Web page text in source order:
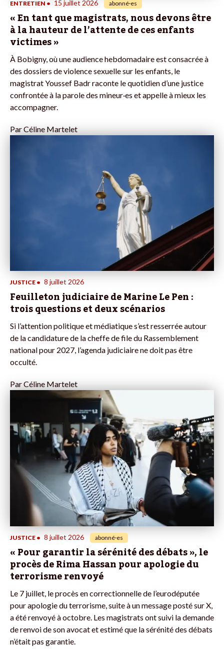
ENTRETIEN • 15 juillet 2026 abonné·es
« En tant que magistrats, nous devons être
à la hauteur de l’attente de ces enfants
victimes »
À Bobigny, où une audience hebdomadaire est consacrée à
des dossiers de violence sexuelle sur les enfants, le
magistrat Youssef Badr raconte le quotidien d’une justice
confrontée à la parole des mineur·es et appelle à mieux les
accompagner.
ParCéline Martelet
JUSTICE • 8 juillet 2026
Feuilleton judiciaire de Marine Le Pen :
trois questions et deux scénarios
Si l’attention politique et médiatique s’est resserrée autour
de la candidature de la cheffe de file du Rassemblement
national pour 2027, l’agenda judiciaire ne doit pas être
occulté.
ParCéline Martelet
JUSTICE • 8 juillet 2026 abonné·es
« Pour garantir la sérénité des débats », le
procès de Rima Hassan pour apologie du
terrorisme renvoyé
Le 7 juillet, le procès en correctionnelle de l’eurodéputée
pour apologie du terrorisme, suite à un message posté sur X,
a été renvoyé à octobre. Les magistrats ont suivi la demande
de renvoi de son avocat et estimé que la sérénité des débats
n’était pas garantie.